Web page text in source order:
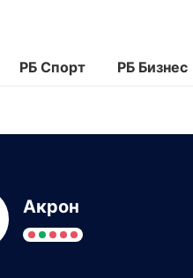
РБ Спорт РБ Бизнес
Акрон